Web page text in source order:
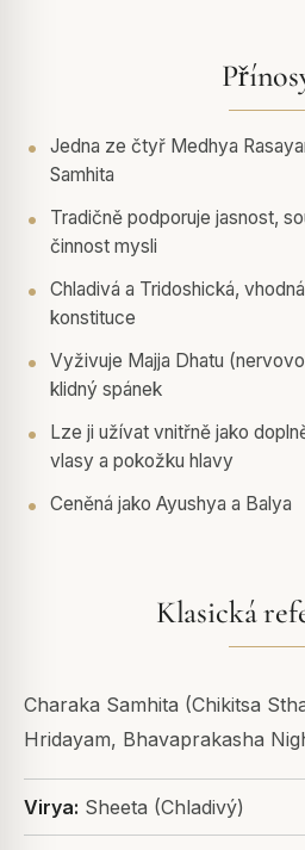
Jedna ze čtyř Medhya
Samhita
Tradičně podporuje jasnost,
činnost mysli
Chladivá a Tridoshická,
konstituce
Vyživuje Majja Dhatu
klidný spánek
Lze ji užívat vnitřně jako
vlasy a pokožku hlavy
Ceněná jako Ayushya a Balya
Klasická
Charaka Samhita (Chikitsa
Hridayam, Bhavaprakasha
Virya: Sheeta (Chladivý)